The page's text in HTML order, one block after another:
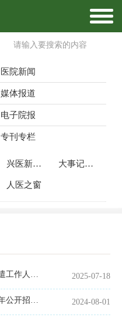
医院新闻
媒体报道
电子院报
专刊专栏
兴医新闻周刊 大事记月报
人医之窗
员公告 2025-07-18
作人员公告 2024-08-01